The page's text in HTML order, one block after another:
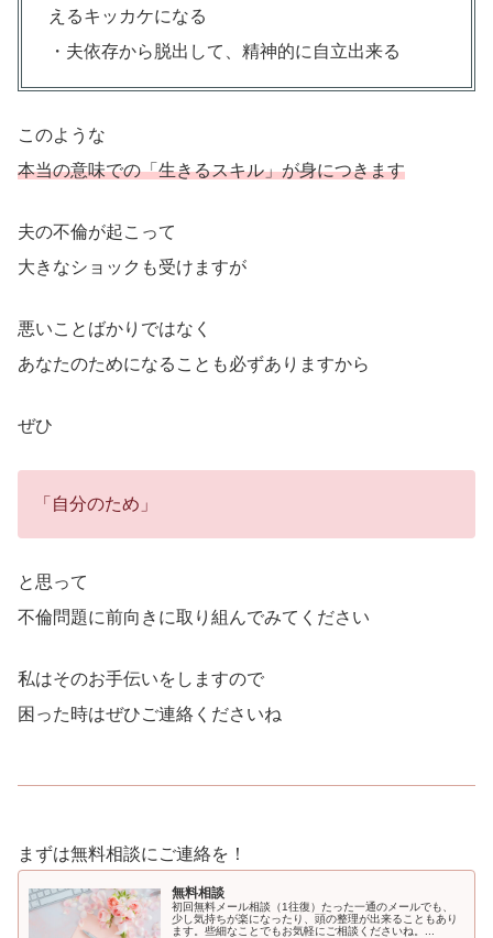
えるキッカケになる
・夫依存から脱出して、精神的に自立出来る
このような
本当の意味での「生きるスキル」が身につきます
夫の不倫が起こって
大きなショックも受けますが
悪いことばかりではなく
あなたのためになることも必ずありますから
ぜひ
「自分のため」
と思って
不倫問題に前向きに取り組んでみてください
私はそのお手伝いをしますので
困った時はぜひご連絡くださいね
まずは無料相談にご連絡を！
無料相談
初回無料メール相談（1往復）たった一通のメールでも、
少し気持ちが楽になったり、頭の整理が出来ることもあり
ます。些細なことでもお気軽にご相談くださいね。...